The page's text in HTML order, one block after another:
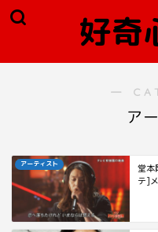
好奇
―
ア
アーティスト
堂本
テ]